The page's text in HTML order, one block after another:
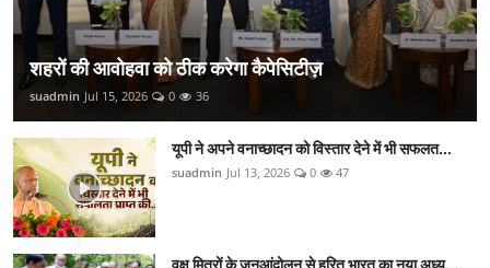
शहरों की आवोहवा को ठीक करेगा कैपेसिटीज़
suadmin Jul 15, 2026 0 36
यूपी ने अपने वनाच्छादन को विस्तार देने में भी सफलत...
suadmin Jul 13, 2026 0 47
वृक्ष मित्रों के जनआंदोलन से हरित भारत का नया अध्य...